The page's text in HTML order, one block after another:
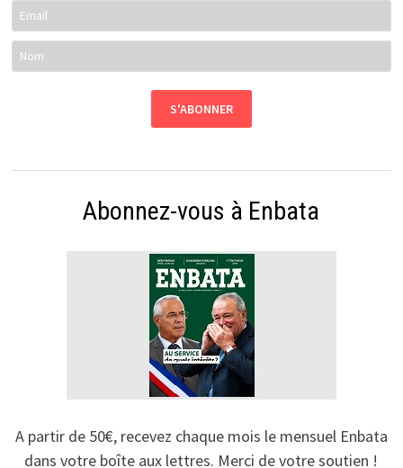
Abonnez-vous à Enbata
A partir de 50€, recevez chaque mois le mensuel Enbata
dans votre boîte aux lettres. Merci de votre soutien !